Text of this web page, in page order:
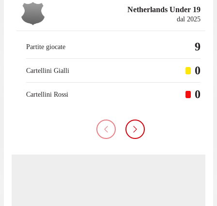
Netherlands Under 19
dal 2025
Partite giocate 9
Cartellini Gialli 0
Cartellini Rossi 0